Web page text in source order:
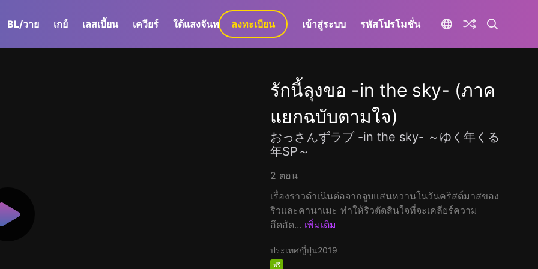
BL/วาย เกย์ เลสเบี้ยน เควียร์ ใต้แสงจันทร์ GaLa+
ลงทะเบียน เข้าสู่ระบบ รหัสโปรโมชั่น
รักนี้ลุงขอ -in the sky- (ภาค
แยกฉบับตามใจ)
おっさんずラブ -in the sky- ～ゆく年くる
年SP～
2 ตอน
เรื่องราวดำเนินต่อจากจูบแสนหวานในวันคริสต์มาสของ
ริวและคานาเมะ ทำให้ริวตัดสินใจที่จะเคลียร์ความ
อึดอัด... เพิ่มเติม
ประเทศญี่ปุ่น2019
ฟรี